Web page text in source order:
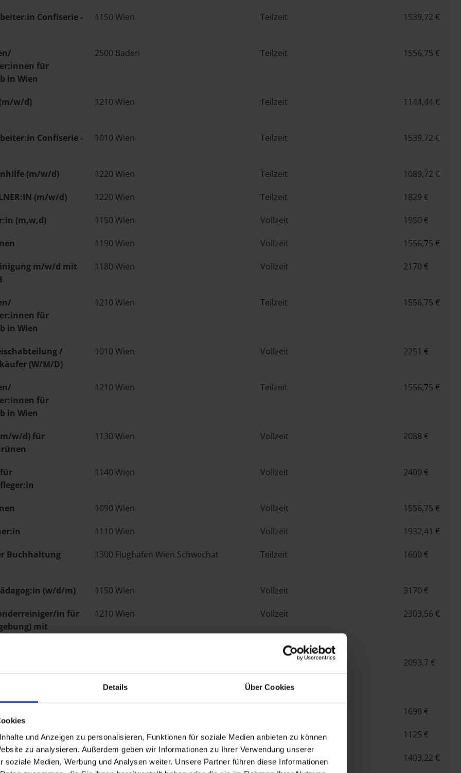
Details Über Cookies
und Anzeigen zu personalisieren, Funktionen für soziale Medien anbieten zu können
zu analysieren. Außerdem geben wir Informationen zu Ihrer Verwendung unserer
soziale Medien, Werbung und Analysen weiter. Unsere Partner führen diese Informationen
Confiserie -
1150 Wien Teilzeit 1539,72 €
für
in Wien
2500 Baden Teilzeit 1556,75 €
w/d)
1210 Wien Teilzeit 1144,44 €
Confiserie -
1010 Wien Teilzeit 1539,72 €
(m/w/d) 1220 Wien Teilzeit 1089,72 €
(m/w/d) 1220 Wien Teilzeit 1829 €
(m,w,d) 1150 Wien Vollzeit 1950 €
1190 Wien Vollzeit 1556,75 €
m/w/d mit
1180 Wien Vollzeit 2170 €
für
in Wien
1210 Wien Teilzeit 1556,75 €
/
(W/M/D)
1010 Wien Vollzeit 2251 €
für
in Wien
1210 Wien Teilzeit 1556,75 €
w/d) für
1130 Wien Vollzeit 2088 €
1140 Wien Vollzeit 2400 €
1090 Wien Vollzeit 1556,75 €
1110 Wien Vollzeit 1932,41 €
Buchhaltung
1300 Flughafen Wien Schwechat Teilzeit 1600 €
(w/d/m) 1150 Wien Vollzeit 3170 €
in für
mit
1210 Wien Vollzeit 2303,56 €
2093,7 €
1690 €
W/D) 1160 Wien Teilzeit 1125 €
1010 Wien Teilzeit 1403,22 €